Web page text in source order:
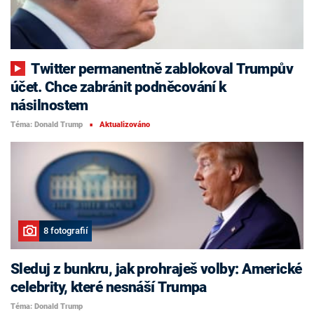
Twitter permanentně zablokoval Trumpův
účet. Chce zabránit podněcování k
násilnostem
Téma: Donald Trump ■ Aktualizováno
8 fotografií
Sleduj z bunkru, jak prohraješ volby: Americké
celebrity, které nesnáší Trumpa
Téma: Donald Trump